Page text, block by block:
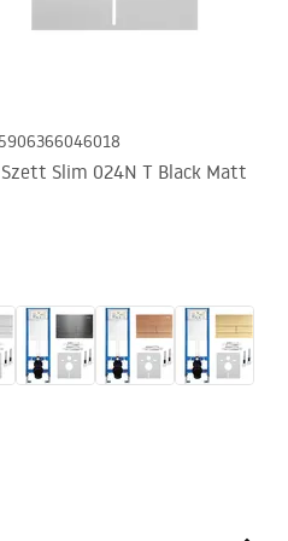
5906366046018
Slim 024N T Black Matt